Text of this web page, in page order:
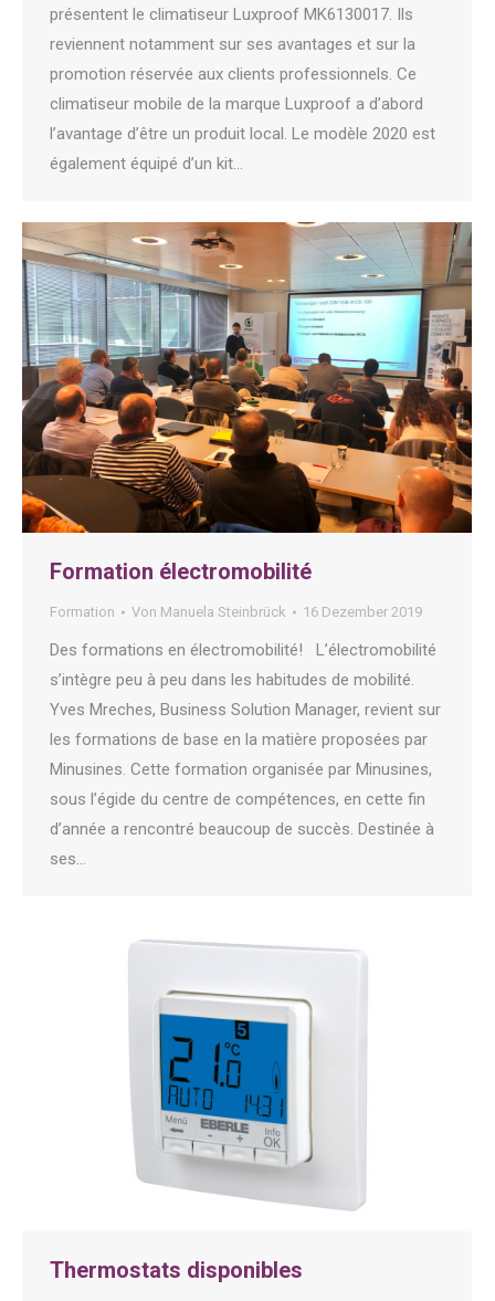
présentent le climatiseur Luxproof MK6130017. Ils
reviennent notamment sur ses avantages et sur la
promotion réservée aux clients professionnels. Ce
climatiseur mobile de la marque Luxproof a d’abord
l’avantage d’être un produit local. Le modèle 2020 est
également équipé d’un kit…
Formation électromobilité
Formation Von Manuela Steinbrück 16 Dezember 2019
Des formations en électromobilité! L’électromobilité
s’intègre peu à peu dans les habitudes de mobilité.
Yves Mreches, Business Solution Manager, revient sur
les formations de base en la matière proposées par
Minusines. Cette formation organisée par Minusines,
sous l’égide du centre de compétences, en cette fin
d’année a rencontré beaucoup de succès. Destinée à
ses…
Thermostats disponibles